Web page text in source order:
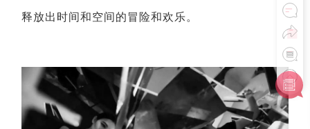
释放出时间和空间的冒险和欢乐。